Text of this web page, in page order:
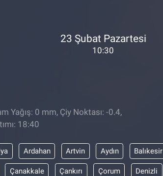
23 Şubat Pazartesi
10:30
Yağış: 0 mm, Çiy Noktası: -0.4,
18:40
Ardahan Artvin Aydın Balıkesir
Çanakkale Çankırı Çorum Denizli